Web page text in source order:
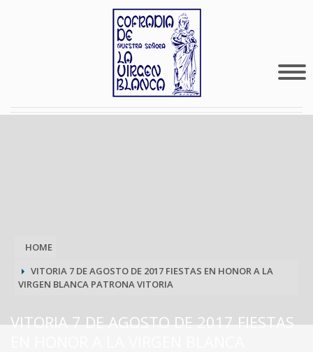
HOME
VITORIA 7 DE AGOSTO DE 2017 FIESTAS EN HONOR A LA
VIRGEN BLANCA PATRONA VITORIA
VITORIA 7 DE AGOSTO DE 2017 FIESTAS